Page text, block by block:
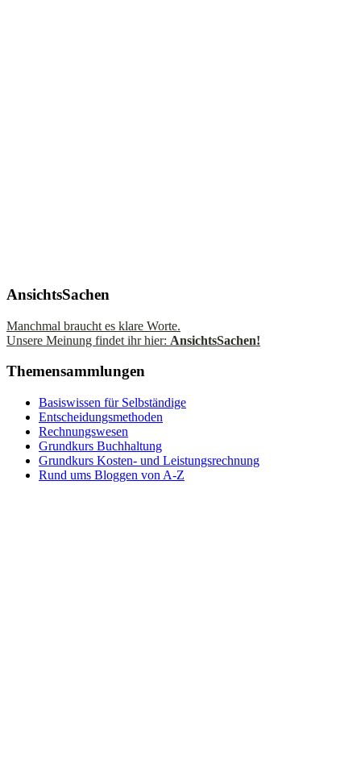
AnsichtsSachen
Manchmal braucht es klare Worte.
Unsere Meinung findet ihr hier: AnsichtsSachen!
Themensammlungen
Basiswissen für Selbständige
Entscheidungsmethoden
Rechnungswesen
Grundkurs Buchhaltung
Grundkurs Kosten- und Leistungsrechnung
Rund ums Bloggen von A-Z